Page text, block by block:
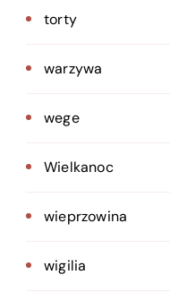
torty
warzywa
wege
Wielkanoc
wieprzowina
wigilia